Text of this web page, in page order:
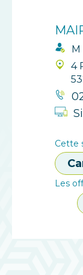
M
4
Cette
Les